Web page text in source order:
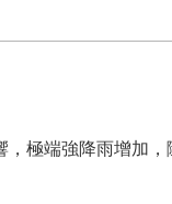
極端強降雨增加